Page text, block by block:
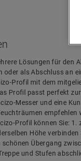
Lösungen für den
als Abschluss an
Profil mit dem
Profil passt perfekt
Messer und eine
Profil können Sie: 1.
Höhe
schönen Übergang
und Stufen